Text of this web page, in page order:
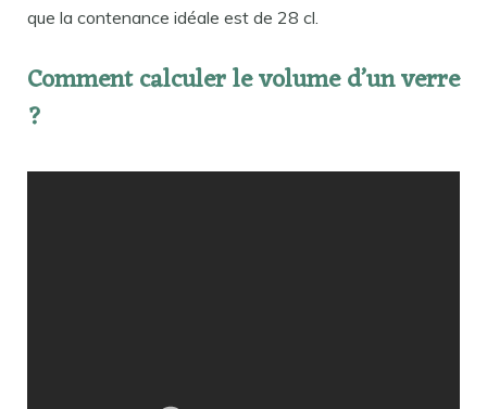
que la contenance idéale est de 28 cl.
Comment calculer le volume d’un verre
?